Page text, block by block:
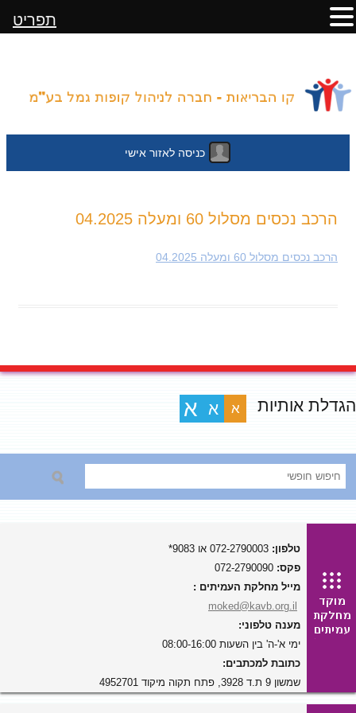
כניסה לאזור אישי
לתוכן
הרכב נכסים מסלול 60 ומעלה 04.2025
הרכב נכסים מסלול 60 ומעלה 04.2025
הגדלת אותיות א א א
טלפון:
פקס:
מייל מחלקת העמיתים :
moked@kavb.org.il
מענה טלפוני:
ימי א'-ה' בין השעות 08:00-16:00
כתובת למכתבים:
שמשון 9 ת.ד 3928, פתח תקוה מיקוד 4952701
תפריט